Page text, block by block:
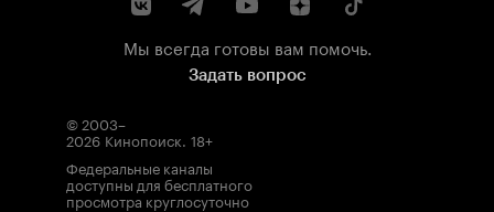
Мы всегда готовы вам помочь.
Задать вопрос
© 2003–
2026 Кинопоиск. 18+
Федеральные каналы
доступны для бесплатного
просмотра круглосуточно